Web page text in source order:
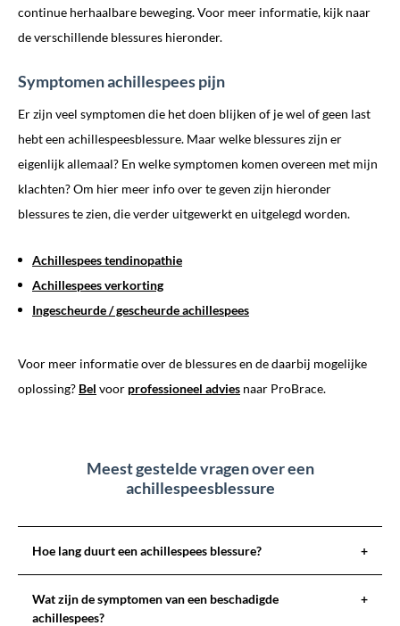
continue herhaalbare beweging. Voor meer informatie, kijk naar
de verschillende blessures hieronder.
Symptomen achillespees pijn
Er zijn veel symptomen die het doen blijken of je wel of geen last
hebt een achillespeesblessure. Maar welke blessures zijn er
eigenlijk allemaal? En welke symptomen komen overeen met mijn
klachten? Om hier meer info over te geven zijn hieronder
blessures te zien, die verder uitgewerkt en uitgelegd worden.
Achillespees tendinopathie
Achillespees verkorting
Ingescheurde / gescheurde achillespees
Voor meer informatie over de blessures en de daarbij mogelijke
oplossing? Bel voor professioneel advies naar ProBrace.
Meest gestelde vragen over een
achillespeesblessure
Hoe lang duurt een achillespees blessure? +
Wat zijn de symptomen van een beschadigde
achillespees?
+